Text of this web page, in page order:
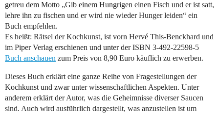
getreu dem Motto „Gib einem Hungrigen einen Fisch und er ist satt,
lehre ihn zu fischen und er wird nie wieder Hunger leiden“ ein
Buch empfehlen.
Es heißt: Rätsel der Kochkunst, ist vorn Hervé This-Benckhard und
im Piper Verlag erschienen und unter der ISBN 3-492-22598-5
Buch anschauen zum Preis von 8,90 Euro käuflich zu erwerben.
Dieses Buch erklärt eine ganze Reihe von Fragestellungen der
Kochkunst und zwar unter wissenschaftlichen Aspekten. Unter
anderem erklärt der Autor, was die Geheimnisse diverser Saucen
sind. Auch wird ausführlich dargestellt, was anzustellen ist um